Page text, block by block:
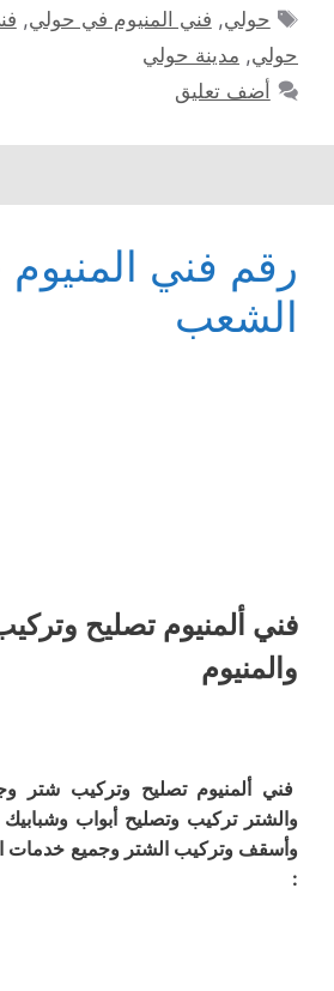
الوسوم
حولي, فني المنيوم في حولي,
حولي, مدينة حولي
أضف تعليق
رقم فني
الشعب
فني ألمنيوم تصليح
والمنيوم
فني ألمنيوم تصليح وتركيب شتر
والشتر تركيب وتصليح أبواب
وأسقف وتركيب الشتر وجميع خدمات
: